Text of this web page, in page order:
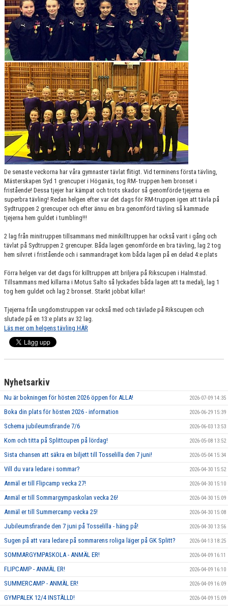
FRITIDSKORTET
De senaste veckorna har våra gymnaster tävlat flitigt. Vid terminens första tävling,
Mästerskapen Syd 1 grencuper i Höganäs, tog RM- truppen hem bronset i
fristående! Dessa tjejer har kämpat och trots skador så genomförde tjejerna en
superbra tävling! Redan helgen efter var det dags för RM-truppen igen att tävla på
Sydtruppen 2 grencuper och efter ännu en bra genomförd tävling så kammade
tjejerna hem guldet i tumbling!!!
2 lag från minitruppen tillsammans med minikilltruppen har också varit i gång och
tävlat på Sydtruppen 2 grencuper. Båda lagen genomförde en bra tävling, lag 2 tog
hem silvret i fristående och i sammandraget kom båda lagen på en delad 4:e plats
Förra helgen var det dags för killtruppen att briljera på Rikscupen i Halmstad.
Tillsammans med killarna i Motus Salto så lyckades båda lagen att ta medalj, lag 1
tog hem guldet och lag 2 bronset. Starkt jobbat killar!
Tjejerna från ungdomstruppen var också med och tävlade på Rikscupen och
slutade på en 13:e plats av 32 lag.
Läs mer om helgens tävling HÄR
Nyhetsarkiv
Nu är bokningen för hösten 2026 öppen för ALLA! 2026-07-09 14:35
Boka din plats för hösten 2026 - information 2026-06-29 15:39
Schema jubileumsfirande 7/6 2026-06-03 13:53
Kom och titta på Splittcupen på lördag! 2026-05-08 13:52
Sista chansen att säkra en biljett till Tosselilla den 7 juni! 2026-05-04 15:34
Vill du vara ledare i sommar? 2026-04-30 15:52
Anmäl er till Flipcamp vecka 27! 2026-04-30 15:10
Anmäl er till Sommargympaskolan vecka 26! 2026-04-30 15:09
Anmäl er till Summercamp vecka 25! 2026-04-30 15:08
Jubileumsfirande den 7 juni på Tosselilla - häng på! 2026-04-30 13:56
Sugen på att vara ledare på sommarens roliga läger på GK Splitt? 2026-04-13 18:25
SOMMARGYMPASKOLA - ANMÄL ER! 2026-04-09 16:11
FLIPCAMP - ANMÄL ER! 2026-04-09 16:10
SUMMERCAMP - ANMÄL ER! 2026-04-09 16:09
GYMPALEK 12/4 INSTÄLLD! 2026-04-09 15:09